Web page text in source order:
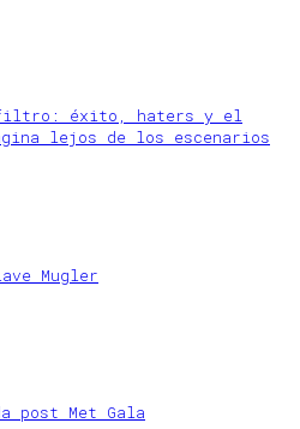
éxito, haters y el
lejos de los escenarios
Mugler
post Met Gala